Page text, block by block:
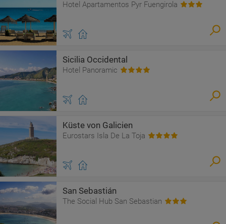
Hotel Apartamentos Pyr Fuengirola
Sicilia Occidental
Hotel Panoramic
Küste von Galicien
Eurostars Isla De La Toja
San Sebastián
The Social Hub San Sebastian